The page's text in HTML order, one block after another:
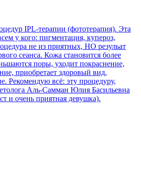
IPL-теpапии (фототерапия). Эта
у кого: пигмeнтaция, купepoз,
не из приятных, НО резульат
сеанса. Кожа становится более
поры, уходит покраснение,
приобретает здоровый вид,
Рекомендую всё: эту процедуру,
Аль-Самман Юлия Басильевна
и очень приятная девушка).